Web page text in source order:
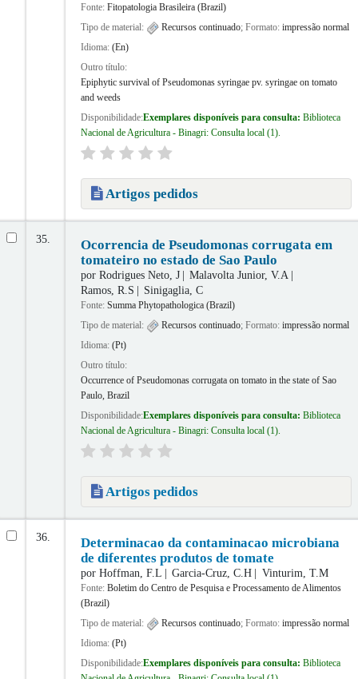
Fonte: Fitopatologia Brasileira (Brazil)
Tipo de material:
Recursos continuado; Formato: impressão normal
Idioma: (En)
Outro título:
Epiphytic survival of Pseudomonas syringae pv. syringae on tomato
and weeds
Disponibilidade:Exemplares disponíveis para consulta: Biblioteca
Nacional de Agricultura - Binagri: Consulta local (1).
Artigos pedidos
35.
Ocorrencia de Pseudomonas corrugata em
tomateiro no estado de Sao Paulo
por Rodrigues Neto, J
Malavolta Junior, V.A
Ramos, R.S
Sinigaglia, C
Fonte: Summa Phytopathologica (Brazil)
Tipo de material:
Recursos continuado; Formato: impressão normal
Idioma: (Pt)
Outro título:
Occurrence of Pseudomonas corrugata on tomato in the state of Sao
Paulo, Brazil
Disponibilidade:Exemplares disponíveis para consulta: Biblioteca
Nacional de Agricultura - Binagri: Consulta local (1).
Artigos pedidos
36.
Determinacao da contaminacao microbiana
de diferentes produtos de tomate
por Hoffman, F.L Garcia-Cruz, C.H Vinturim, T.M
Fonte: Boletim do Centro de Pesquisa e Processamento de Alimentos
(Brazil)
Tipo de material:
Recursos continuado; Formato: impressão normal
Idioma: (Pt)
Disponibilidade:Exemplares disponíveis para consulta: Biblioteca